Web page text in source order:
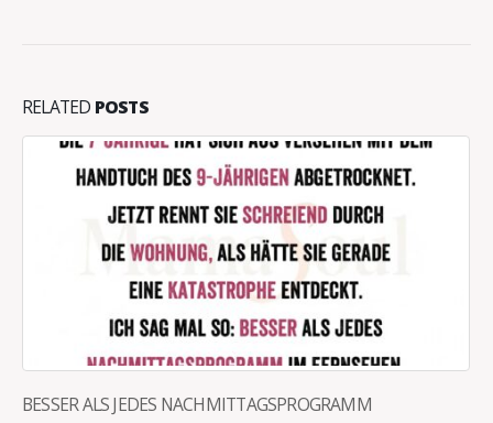
RELATED POSTS
BESSER ALS JEDES NACHMITTAGSPROGRAMM